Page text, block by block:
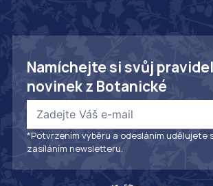
Namíchejte si svůj
novinek z Botanické
*Potvrzením výběru a odesláním udělujete
zasíláním newsletteru.